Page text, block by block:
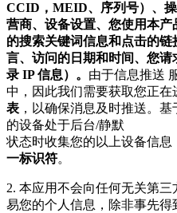
CCID，MEID、序列号）、
营商、设备设置、您使用本
的搜索关键词信息和点击的
言、访问的日期和时间、您
录 IP 信息）。 由于信息推送
中，因此我们需要获取您正在
表 ，以确保消息及时推送。
的设备处于后台/静默
状态时收集您的以上设备信息
一标识符。
2. 本应用不会向任何无关第
易您的个人信息，除非事先